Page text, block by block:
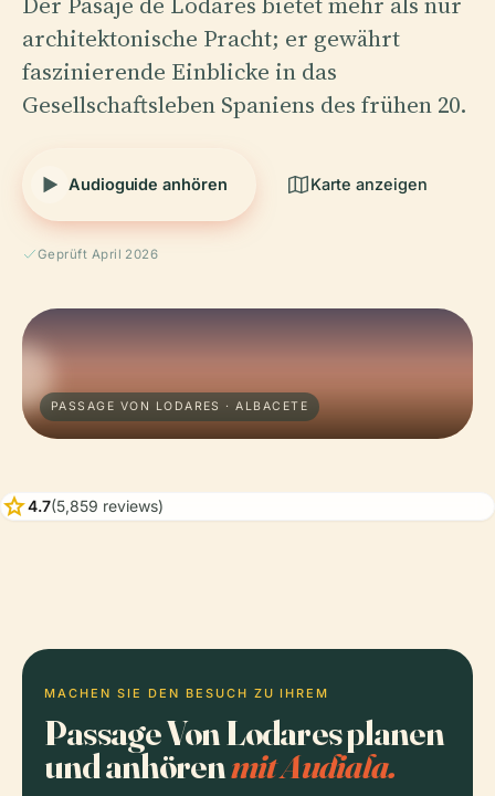
architektonische Pracht; er gewährt
faszinierende Einblicke in das
Gesellschaftsleben Spaniens des frühen 20.
Audioguide anhören Karte anzeigen
Geprüft April 2026
PASSAGE VON LODARES · ALBACETE
star4.7(5,859 reviews)
MACHEN SIE DEN BESUCH ZU IHREM
Passage Von Lodares planen
und anhörenmit Audiala.